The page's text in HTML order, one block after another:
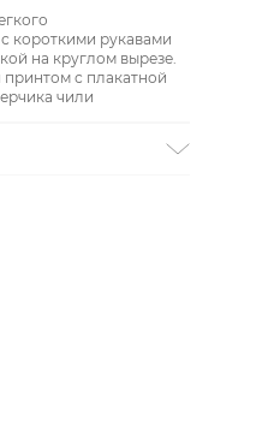
короткими рукавами
на круглом вырезе.
с плакатной
чили